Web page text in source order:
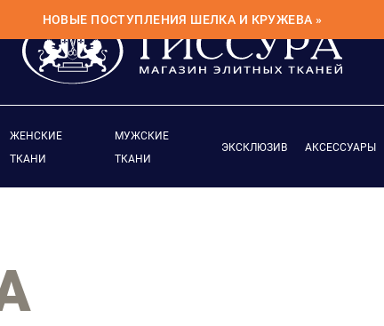
НОВЫЕ ПОСТУПЛЕНИЯ ШЕЛКА И КРУЖЕВА »
ЖЕНСКИЕ
ТКАНИ
МУЖСКИЕ
ТКАНИ
ЭКСКЛЮЗИВ АКСЕССУАРЫ